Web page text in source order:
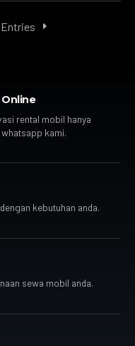
rental mobil hanya
kami.
kebutuhan anda.
sewa mobil anda.